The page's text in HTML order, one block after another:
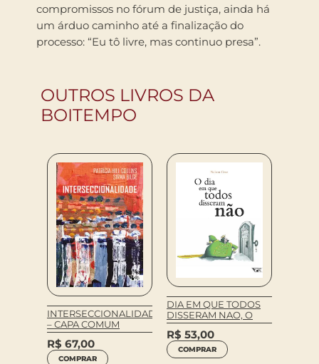
compromissos no fórum de justiça, ainda há
um árduo caminho até a finalização do
processo: “Eu tô livre, mas continuo presa”.
OUTROS LIVROS DA
BOITEMPO
INTERSECCIONALIDADE
– CAPA COMUM
R$ 67,00
COMPRAR
DIA EM QUE TODOS
DISSERAM NAO, O
R$ 53,00
COMPRAR